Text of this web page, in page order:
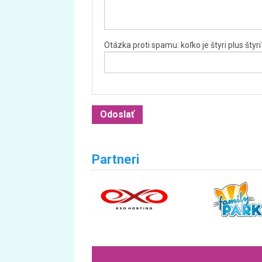
Otázka proti spamu: koľko je štyri plus
Partneri